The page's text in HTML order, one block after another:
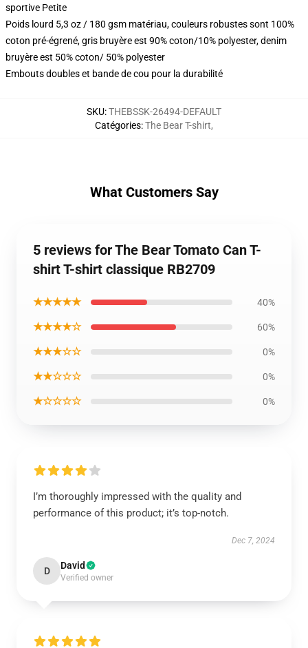
sportive Petite
Poids lourd 5,3 oz / 180 gsm matériau, couleurs robustes sont 100%
coton pré-égrené, gris bruyère est 90% coton/10% polyester, denim
bruyère est 50% coton/ 50% polyester
Embouts doubles et bande de cou pour la durabilité
SKU:THEBSSK-26494-DEFAULT
Catégories:The Bear T-shirt,
What Customers Say
5 reviews for The Bear Tomato Can T-
shirt T-shirt classique RB2709
★★★★★ 40%
★★★★☆ 60%
★★★☆☆ 0%
★★☆☆☆ 0%
★☆☆☆☆ 0%
I’m thoroughly impressed with the quality and
performance of this product; it’s top-notch.
Dec 7, 2024
D David
Verified owner